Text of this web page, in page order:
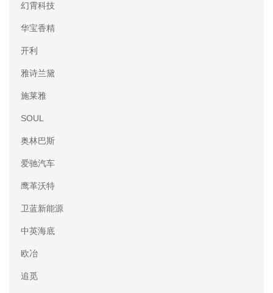
幻霄科技
华宝香精
开利
雅诗兰黛
施莱雅
SOUL
奥林巴斯
爱驰汽车
鹰革沃特
卫蓝新能源
中英海底
欧冶
追觅